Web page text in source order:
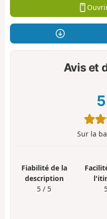
Avis et
5
Sur la
Fiabilité de la
description
5 / 5